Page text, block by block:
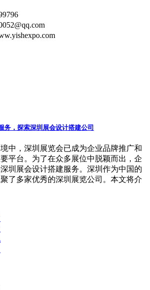
务，探索深圳展会设计搭建公司
中，深圳展览会已成为企业品牌推广和
平台。为了在众多展位中脱颖而出，企
圳展会设计搭建服务。深圳作为中国的
了多家优秀的深圳展览公司。本文将介